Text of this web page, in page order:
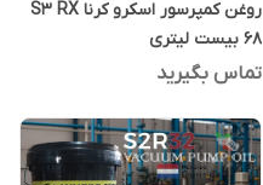
روغن کمپرسور اسکرو کرنا S3 RX
68 بیست لیتری
تماس بگیرید